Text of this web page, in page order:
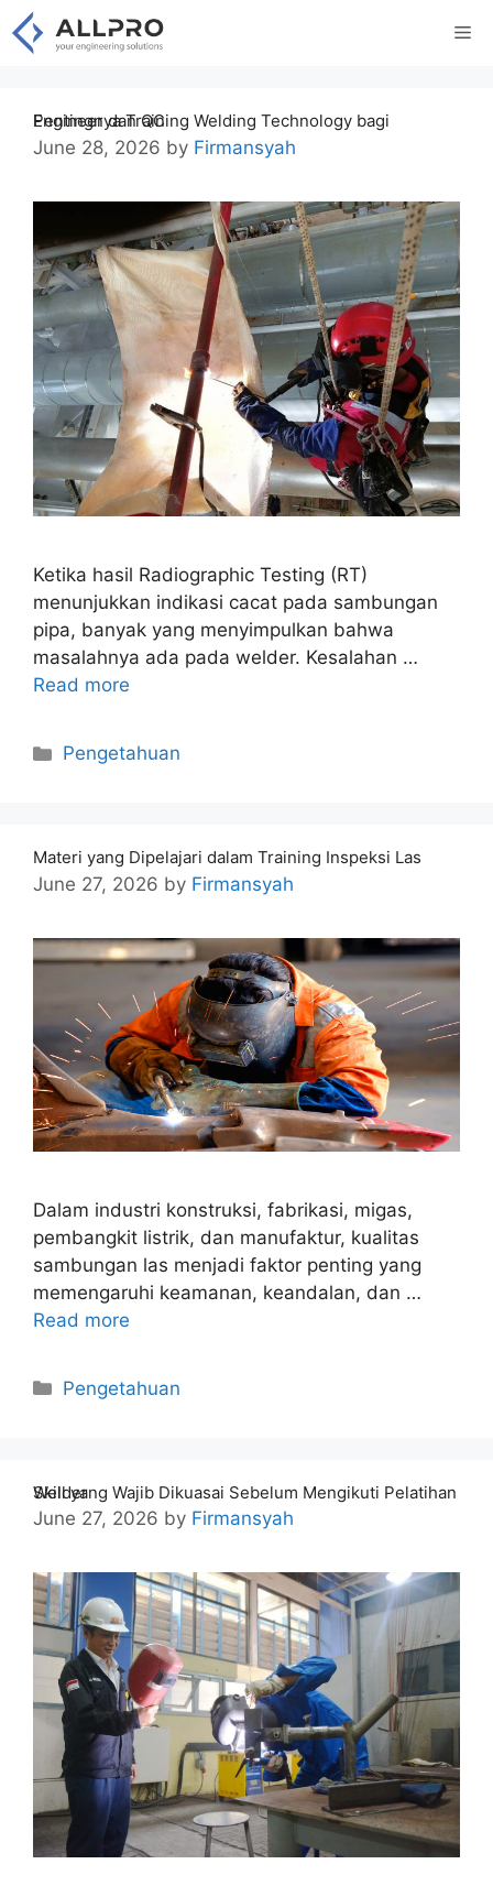
Skip
to
Pentingnya Training Welding Technology bagi Engineer dan QC
June 28, 2026 by Firmansyah
Ketika hasil Radiographic Testing (RT)
menunjukkan indikasi cacat pada sambungan
pipa, banyak yang menyimpulkan bahwa
masalahnya ada pada welder. Kesalahan …
Read more
Categories
Pengetahuan
Materi yang Dipelajari dalam Training Inspeksi Las
June 27, 2026 by Firmansyah
Dalam industri konstruksi, fabrikasi, migas,
pembangkit listrik, dan manufaktur, kualitas
sambungan las menjadi faktor penting yang
memengaruhi keamanan, keandalan, dan …
Read more
Categories
Pengetahuan
Skill yang Wajib Dikuasai Sebelum Mengikuti Pelatihan Welder
June 27, 2026 by Firmansyah